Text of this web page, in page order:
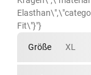
Fit\"}"}
Größe XL